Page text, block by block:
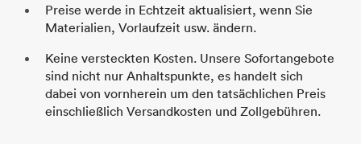
Preise werde in Echtzeit aktualisiert, wenn Sie
Materialien, Vorlaufzeit usw. ändern.
Keine versteckten Kosten. Unsere Sofortangebote
sind nicht nur Anhaltspunkte, es handelt sich
dabei von vornherein um den tatsächlichen Preis
einschließlich Versandkosten und Zollgebühren.